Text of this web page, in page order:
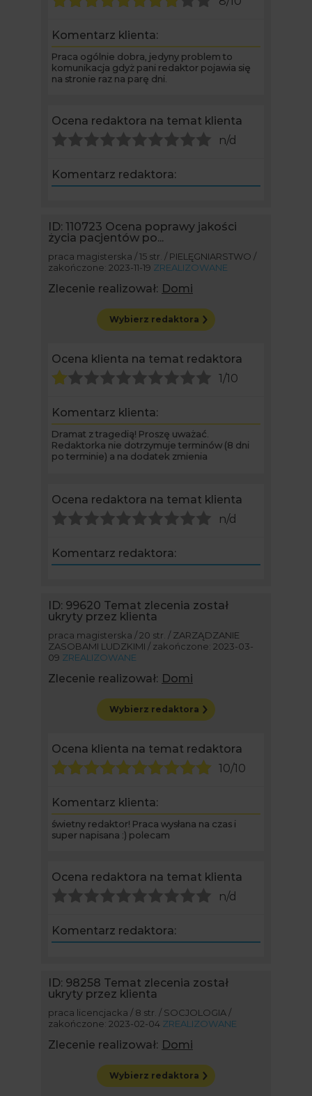
Komentarz klienta:
Praca ogólnie dobra, jedyny problem to
komunikacja gdyż pani redaktor pojawia się
na stronie raz na parę dni.
Ocena redaktora na temat klienta
n/d
Komentarz redaktora:
ID: 110723 Ocena poprawy jakości
życia pacjentów po...
praca magisterska / 15 str. / PIELĘGNIARSTWO /
zakończone: 2023-11-19 ZREALIZOWANE
Zlecenie realizował: Domi
Wybierz redaktora
Ocena klienta na temat redaktora
1/10
Komentarz klienta:
Dramat z tragedią! Proszę uważać.
Redaktorka nie dotrzymuje terminów (8 dni
po terminie) a na dodatek zmienia
Ocena redaktora na temat klienta
n/d
Komentarz redaktora:
ID: 99620 Temat zlecenia został
ukryty przez klienta
praca magisterska / 20 str. / ZARZĄDZANIE
ZASOBAMI LUDZKIMI / zakończone: 2023-03-
09 ZREALIZOWANE
Zlecenie realizował: Domi
Wybierz redaktora
Ocena klienta na temat redaktora
10/10
Komentarz klienta:
świetny redaktor! Praca wysłana na czas i
super napisana :) polecam
Ocena redaktora na temat klienta
n/d
Komentarz redaktora:
ID: 98258 Temat zlecenia został
ukryty przez klienta
praca licencjacka / 8 str. / SOCJOLOGIA /
zakończone: 2023-02-04 ZREALIZOWANE
Zlecenie realizował: Domi
Wybierz redaktora